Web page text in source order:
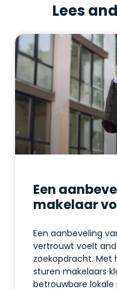
Lees
Een
makelaar
Een aanbeveling
vertrouwt voelt
zoekopdracht. Met
sturen makelaars
betrouwbare lokale